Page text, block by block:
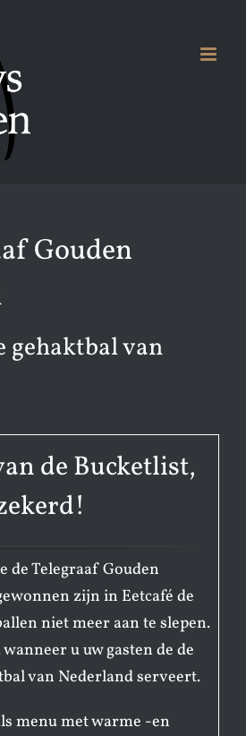
Gouden
gehaktbal van
de Bucketlist,
de Telegraaf Gouden
zijn in Eetcafé de
niet meer aan te slepen.
u uw gasten de de
van Nederland serveert.
menu met warme -en